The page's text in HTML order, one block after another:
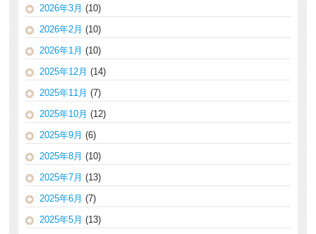
2026年3月 (10)
2026年2月 (10)
2026年1月 (10)
2025年12月 (14)
2025年11月 (7)
2025年10月 (12)
2025年9月 (6)
2025年8月 (10)
2025年7月 (13)
2025年6月 (7)
2025年5月 (13)